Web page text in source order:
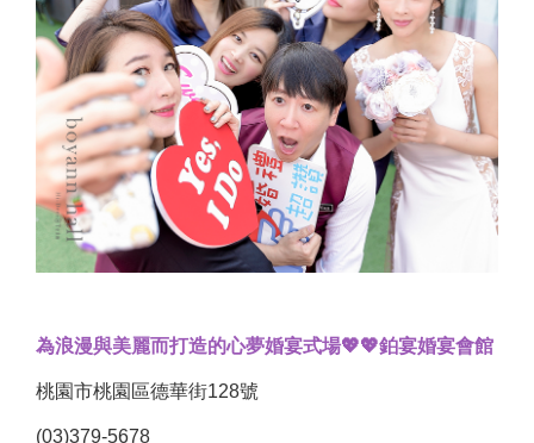
為浪漫與美麗而打造的心夢婚宴式場💖💖鉑宴婚宴會館
桃園市桃園區德華街128號
(03)379-5678